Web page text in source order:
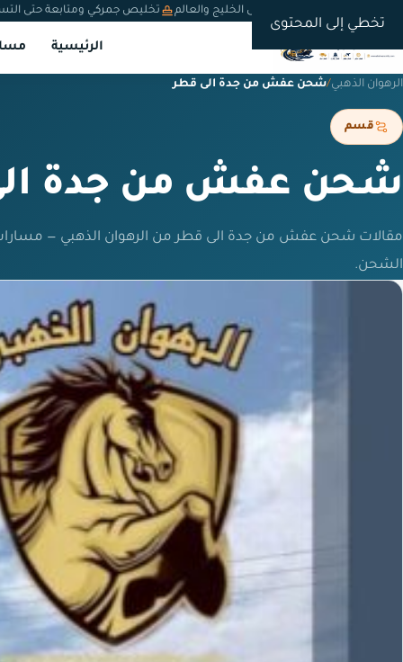
تخطي إلى المحتوى
شحن دولي من السعودية إلى الخليج والعالم تخليص جمركي ومتابعة حتى
الرئيسية
الرهوان الذهبي/شحن عفش من جدة الى قطر
قسم
شحن عفش من جدة
مقالات شحن عفش من جدة الى قطر من الرهوان الذهبي —
الشحن.